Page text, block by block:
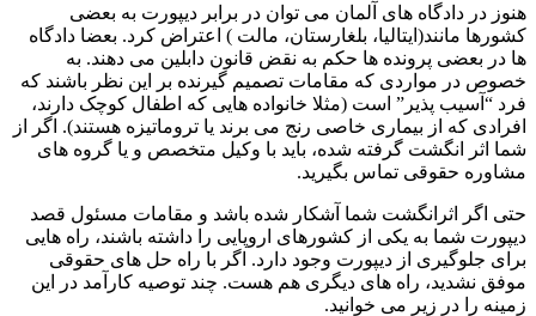
هنوز در دادگاه های آلمان می توان در برابر دیپورت به بعضی
کشورها مانند(ایتالیا، بلغارستان، مالت ) اعتراض کرد. بعضا دادگاه
ها در بعضی پرونده ها حکم به نقض قانون دابلین می دهند. به
خصوص در مواردی که مقامات تصمیم گیرنده بر این نظر باشند که
فرد “آسیب پذیر” است (مثلا خانواده هایی که اطفال کوچک دارند،
افرادی که از بیماری خاصی رنج می برند یا تروماتیزه هستند). اگر از
شما اثر انگشت گرفته شده، باید با وکیل متخصص و یا گروه های
مشاوره حقوقی تماس بگیرید.
حتی اگر اثرانگشت شما آشکار شده باشد و مقامات مسئول قصد
دیپورت شما به یکی از کشورهای اروپایی را داشته باشند، راه هایی
برای جلوگیری از دیپورت وجود دارد. اگر با راه حل های حقوقی
موفق نشدید، راه های دیگری هم هست. چند توصیه کارآمد در این
زمینه را در زیر می خوانید.